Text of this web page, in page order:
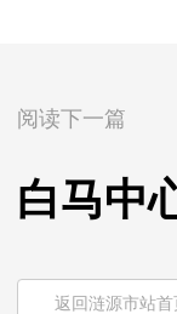
阅读下一篇
白马中
返回涟源市站首